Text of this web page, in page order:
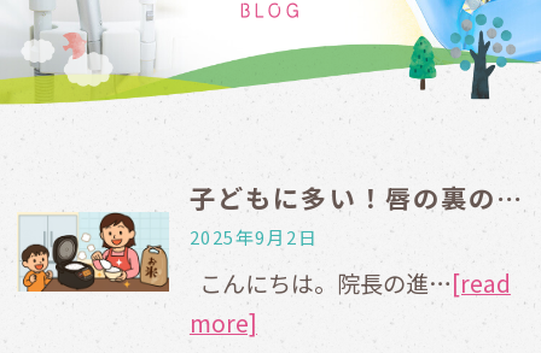
BLOG
子どもに多い！唇の裏の水ぶくれ、放置しても大丈夫？
2025年9月2日
こんにちは。院長の進…[read
more]